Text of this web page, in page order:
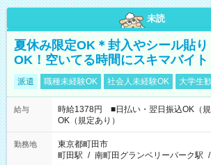
未読
夏休み限定OK＊封入やシール貼
OK！空いてる時間にスキマバイト
派遣 職種未経験OK 社会人未経験OK 大学生
給与
時給1378円 ■日払い・翌日振込OK（
OK（規定あり）
勤務地
東京都町田市
町田駅 / 南町田グランベリーパーク駅 /